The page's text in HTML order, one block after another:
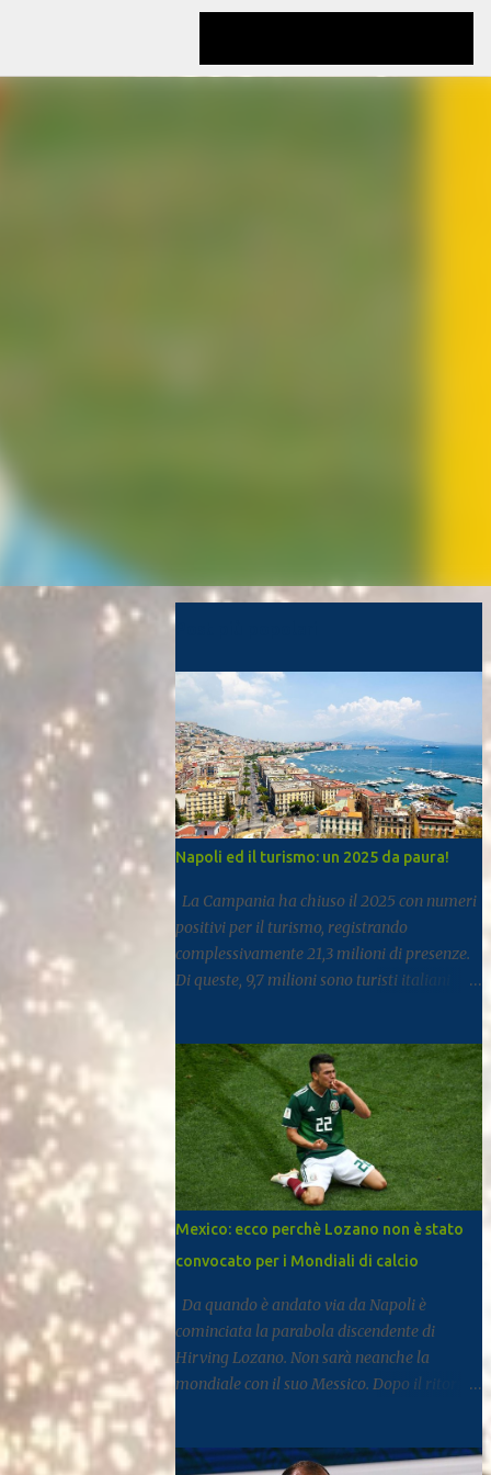
Napoli ed il turismo: un 2025 da paura!
La Campania ha chiuso il 2025 con numeri
positivi per il turismo, registrando
complessivamente 21,3 milioni di presenze.
Di queste, 9,7 milioni sono turisti italiani
3,3%, segnale di un settore che continua a
rafforzarsi e ad attirare visitatori da tutto il
mondo. I dati arrivano dal report dell’Istat
dedicato al turismo, pubblicato come di
consueto con alcuni mesi di ritardo ma utile
per fotografare l’andamento complessivo
del comparto nella regione. Napoli e
Sorrento trainano il settore: Tra le principali
destinazioni spicca Napoli, che con 3,8
milioni di presenze si posiziona al
dodicesimo posto tra le mete turistiche
italiane, risultando la città con il miglior
risultato nel Mezzogiorno. Subito dopo si
anche per alcuni dati particolari. Circa il
Mexico: ecco perchè Lozano non è stato
convocato per i Mondiali di calcio
Da quando è andato via da Napoli è
cominciata la parabola discendente di
Hirving Lozano. Non sarà neanche la
mondiale con il suo Messico. Dopo il ritorno
Diego dal gennaio 2025, Lozano ha firmato